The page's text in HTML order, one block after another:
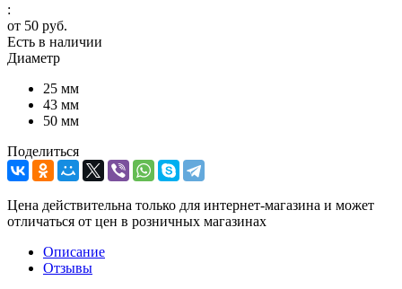
:
от 50 руб.
Есть в наличии
Диаметр
25 мм
43 мм
50 мм
Поделиться
Цена действительна только для интернет-магазина и может
отличаться от цен в розничных магазинах
Описание
Отзывы